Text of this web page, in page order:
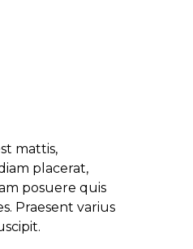
mattis,
placerat,
posuere quis
Praesent varius